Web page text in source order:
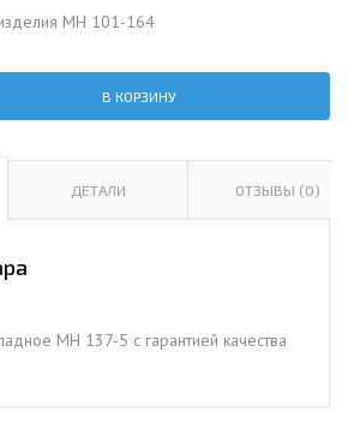
МН 101-164
В КОРЗИНУ
ДЕТАЛИ ОТЗЫВЫ (0)
МН 137-5 с гарантией качества